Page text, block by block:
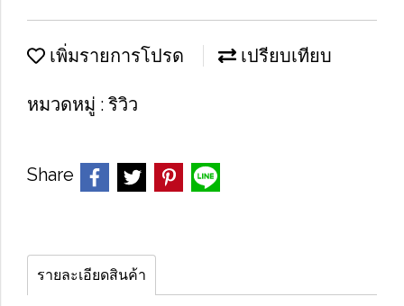
เพิ่มรายการโปรด เปรียบเทียบ
หมวดหมู่ : ริวิว
Share
รายละเอียดสินค้า